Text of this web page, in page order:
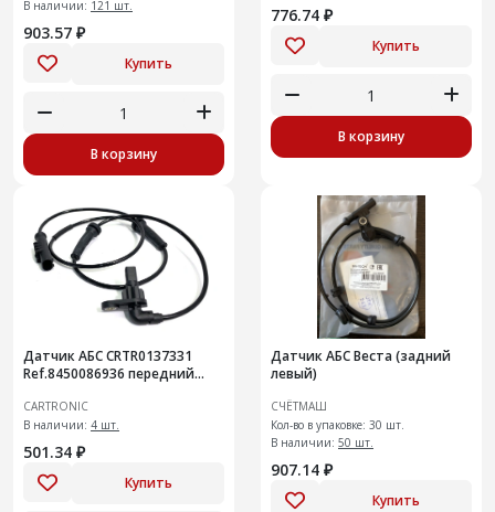
В наличии: 121 шт.
903.57 ₽
Купить
В корзину
776.74 ₽
Купить
В корзину
Датчик АБС CRTR0137331
Ref.8450086936 передний
CARTRONIC
В наличии: 4 шт.
501.34 ₽
Купить
Датчик АБС Веста (задний
левый)
СЧЁТМАШ
Кол-во в упаковке: 30 шт.
В наличии: 50 шт.
907.14 ₽
Купить